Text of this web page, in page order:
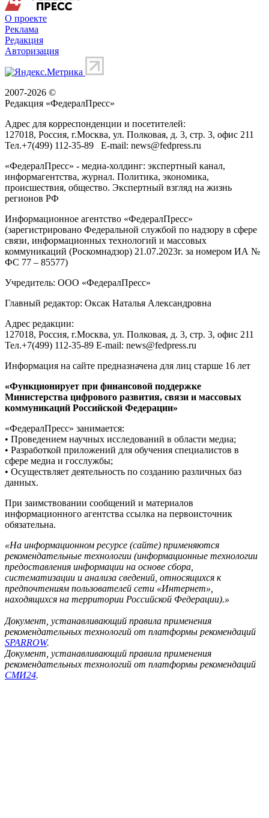
О проекте
Реклама
Редакция
Авторизация
2007-2026 ©
Редакция «ФедералПресс»
Адрес для корреспонденции и посетителей:
127018, Россия, г.Москва, ул. Полковая, д. 3, стр. 3, офис 211
Тел.+7(499) 112-35-89 E-mail: news@fedpress.ru
«ФедералПресс» - медиа-холдинг: экспертный канал,
информагентства, журнал. Политика, экономика,
происшествия, общество. Экспертный взгляд на жизнь
регионов РФ
Информационное агентство «ФедералПресс»
(зарегистрировано Федеральной службой по надзору в сфере
связи, информационных технологий и массовых
коммуникаций (Роскомнадзор) 21.07.2023г. за номером ИА №
ФС 77 – 85577)
Учредитель: ООО «ФедералПресс»
Главный редактор: Оксак Наталья Александровна
Адрес редакции:
127018, Россия, г.Москва, ул. Полковая, д. 3, стр. 3, офис 211
Тел.+7(499) 112-35-89 E-mail: news@fedpress.ru
Информация на сайте предназначена для лиц старше 16 лет
«Функционирует при финансовой поддержке
Министерства цифрового развития, связи и массовых
коммуникаций Российской Федерации»
«ФедералПресс» занимается:
• Проведением научных исследований в области медиа;
• Разработкой приложений для обучения специалистов в
сфере медиа и госслужбы;
• Осуществляет деятельность по созданию различных баз
данных.
При заимствовании сообщений и материалов
информационного агентства ссылка на первоисточник
обязательна.
«На информационном ресурсе (сайте) применяются
рекомендательные технологии (информационные технологии
предоставления информации на основе сбора,
систематизации и анализа сведений, относящихся к
предпочтениям пользователей сети «Интернет»,
находящихся на территории Российской Федерации).»
Документ, устанавливающий правила применения
рекомендательных технологий от платформы рекомендаций
SPARROW.
Документ, устанавливающий правила применения
рекомендательных технологий от платформы рекомендаций
СМИ24.